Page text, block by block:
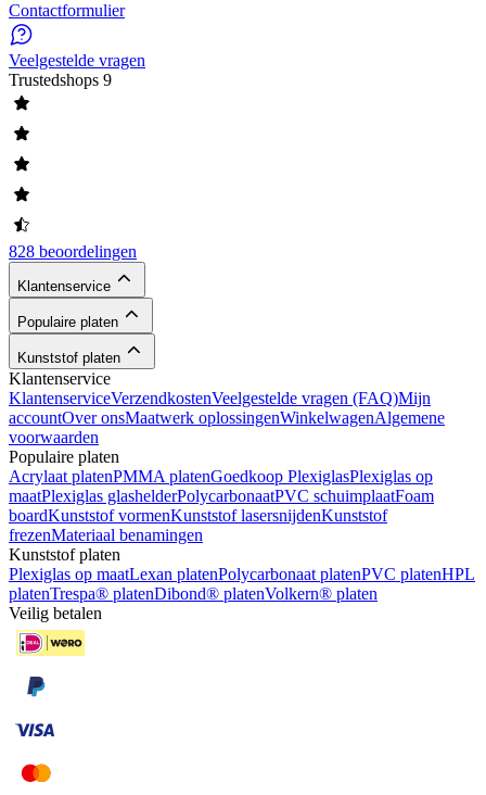
Contactformulier
Veelgestelde vragen
Trustedshops 9
828 beoordelingen
Klantenservice
Populaire platen
Kunststof platen
Klantenservice
KlantenserviceVerzendkostenVeelgestelde vragen (FAQ)Mijn
accountOver onsMaatwerk oplossingenWinkelwagenAlgemene
voorwaarden
Populaire platen
Acrylaat platenPMMA platenGoedkoop PlexiglasPlexiglas op
maatPlexiglas glashelderPolycarbonaatPVC schuimplaatFoam
boardKunststof vormenKunststof lasersnijdenKunststof
frezenMateriaal benamingen
Kunststof platen
Plexiglas op maatLexan platenPolycarbonaat platenPVC platenHPL
platenTrespa® platenDibond® platenVolkern® platen
Veilig betalen